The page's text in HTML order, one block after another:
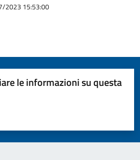
2023 15:53:00
le informazioni su questa
5 stelle su 5
su 5
su 5
5